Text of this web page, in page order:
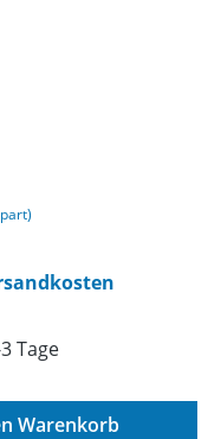
Tage
gewünschten
Warenkorb